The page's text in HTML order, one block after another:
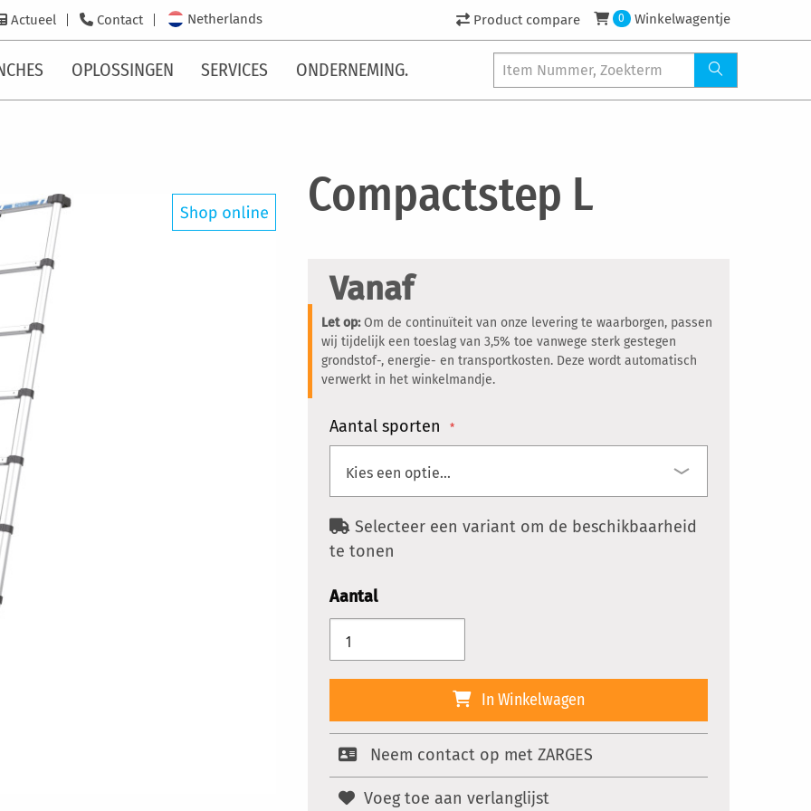
Actueel Contact Netherlands Product compare 0 Winkelwagentje
OPLOSSINGEN SERVICES ONDERNEMING.
Compactstep L
Vanaf
Let op:Om de continuïteit van onze levering te waarborgen, passen
wij tijdelijk een toeslag van 3,5% toe vanwege sterk gestegen
grondstof-, energie- en transportkosten. Deze wordt automatisch
verwerkt in het winkelmandje.
Aantal sporten
Selecteer een variant om de beschikbaarheid
te tonen
Aantal
In Winkelwagen
Neem contact op met ZARGES
Voeg toe aan verlanglijst